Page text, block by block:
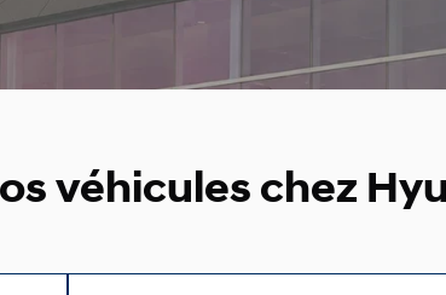
véhicules chez